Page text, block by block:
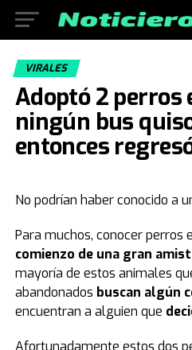
VIRALES
Adoptó 2 perros
ningún bus
entonces
No podrían haber conocido a
Para muchos, conocer perros
comienzo de una gran
mayoría de estos animales
abandonados buscan algún
encuentran a alguien que
Afortunadamente estos dos